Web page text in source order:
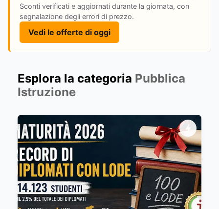
Sconti verificati e aggiornati durante la giornata, con
segnalazione degli errori di prezzo.
Vedi le offerte di oggi
Esplora la categoria Pubblica
Istruzione